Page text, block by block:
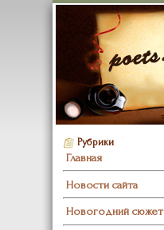
Рубрики
Главная
Новости сайта
Новогодний сюжет